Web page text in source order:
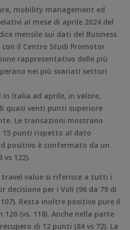
mobility management ed
al mese di aprile 2024 del
mensile sui dati del Business
il Centro Studi Promotor
rappresentativo delle più
nei più svariati settori
in Italia ad aprile, in valore,
quasi venti punti superiore
Le transazioni mostrano
15 punti rispetto al dato
positivo è confermato da un
vs 122).
travel value si riferisce a tutti i
decisione per i Voli (96 da 79 di
Resta inoltre positivo pure il
(vs. 118). Anche nella parte
di 12 punti (84 vs 72). La